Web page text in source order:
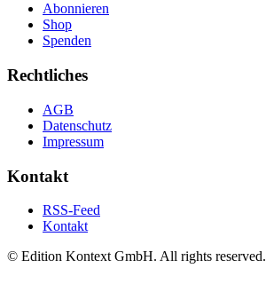
Abonnieren
Shop
Spenden
Rechtliches
AGB
Datenschutz
Impressum
Kontakt
RSS-Feed
Kontakt
© Edition Kontext GmbH. All rights reserved.